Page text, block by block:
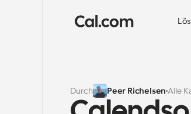
Durch Peer Richelsen Alle